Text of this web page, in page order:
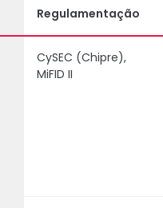
Regulamentação
CySEC (Chipre),
MiFID II